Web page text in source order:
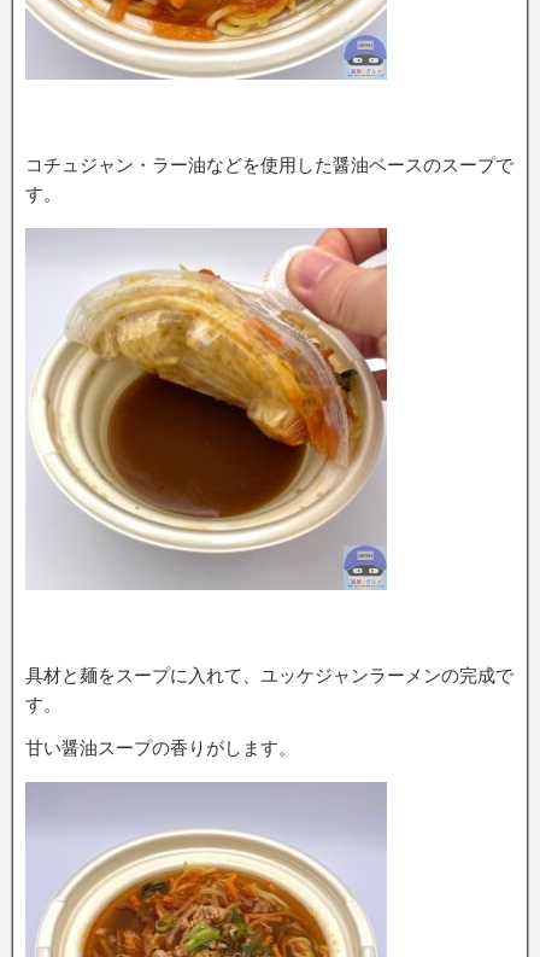
コチュジャン・ラー油などを使用した醤油ベースのスープで
す。
具材と麺をスープに入れて、ユッケジャンラーメンの完成で
す。
甘い醤油スープの香りがします。